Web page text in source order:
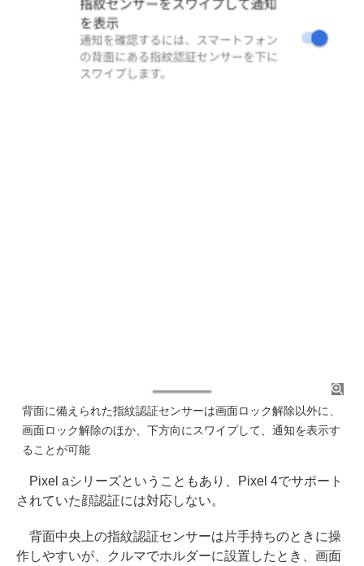
背面に備えられた指紋認証センサーは画面ロック解除以外に、
画面ロック解除のほか、下方向にスワイプして、通知を表示す
ることが可能
Pixel aシリーズということもあり、Pixel 4でサポート
されていた顔認証には対応しない。
背面中央上の指紋認証センサーは片手持ちのときに操
作しやすいが、クルマでホルダーに設置したとき、画面